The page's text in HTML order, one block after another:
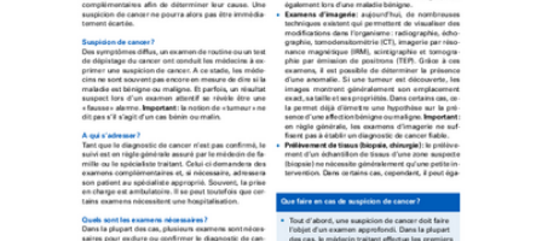
Italiano